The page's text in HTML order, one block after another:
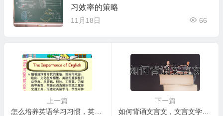
习效率的策略
11月18日 66
上一篇
怎么培养英语学习习惯，英语学习中的常见误区与应对策略
下一篇
如何背诵文言文，文言文学习中的常见误区及应对策略